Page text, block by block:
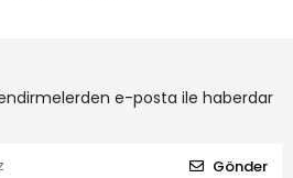
e-posta ile haberdar
Gönder